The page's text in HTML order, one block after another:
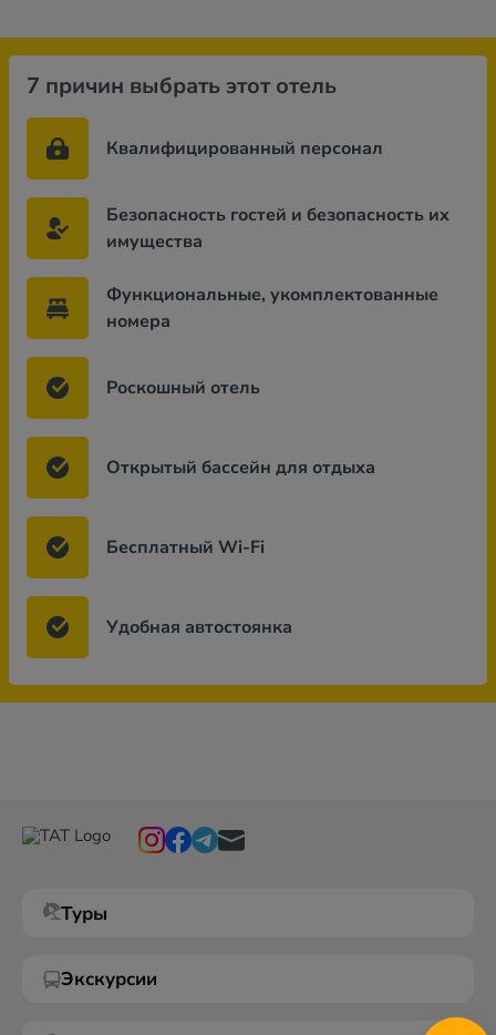
7 причин выбрать этот отель
Квалифицированный персонал
Безопасность гостей и безопасность их
имущества
Функциональные, укомплектованные
номера
Роскошный отель
Открытый бассейн для отдыха
Бесплатный Wi-Fi
Удобная автостоянка
Туры
Экскурсии